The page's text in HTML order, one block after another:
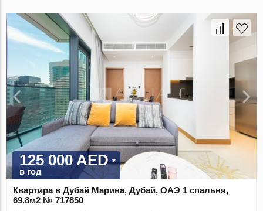
125 000 AED
в год
Квартира в Дубай Марина, Дубай, ОАЭ 1 спальня,
69.8м2 № 717850